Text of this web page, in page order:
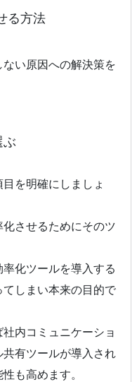
る方法
い原因への解決策を
ぶ
を明確にしましょ
させるためにそのツ
化ツールを導入する
しまい本来の目的で
内コミュニケーショ
有ツールが導入され
も高めます。